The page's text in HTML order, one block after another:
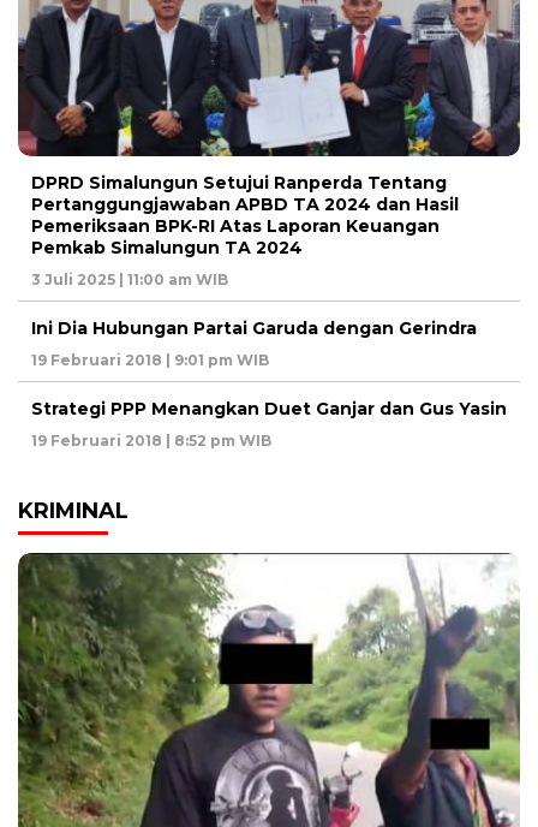
DPRD Simalungun Setujui Ranperda Tentang
Pertanggungjawaban APBD TA 2024 dan Hasil
Pemeriksaan BPK-RI Atas Laporan Keuangan
Pemkab Simalungun TA 2024
3 Juli 2025 | 11:00 am WIB
Ini Dia Hubungan Partai Garuda dengan Gerindra
19 Februari 2018 | 9:01 pm WIB
Strategi PPP Menangkan Duet Ganjar dan Gus Yasin
19 Februari 2018 | 8:52 pm WIB
KRIMINAL